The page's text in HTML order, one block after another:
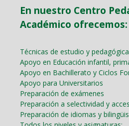
En nuestro Centro
Académico ofrecemos:
Técnicas de estudio y
Apoyo en Educación infantil,
Apoyo en Bachillerato y Ciclos
Apoyo para Universitarios
Preparación de exámenes
Preparación a selectividad y
Preparación de idiomas y